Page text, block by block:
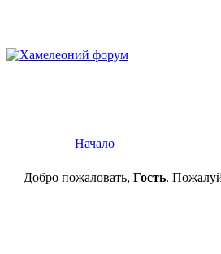
Начало
Добро пожаловать, Гость.